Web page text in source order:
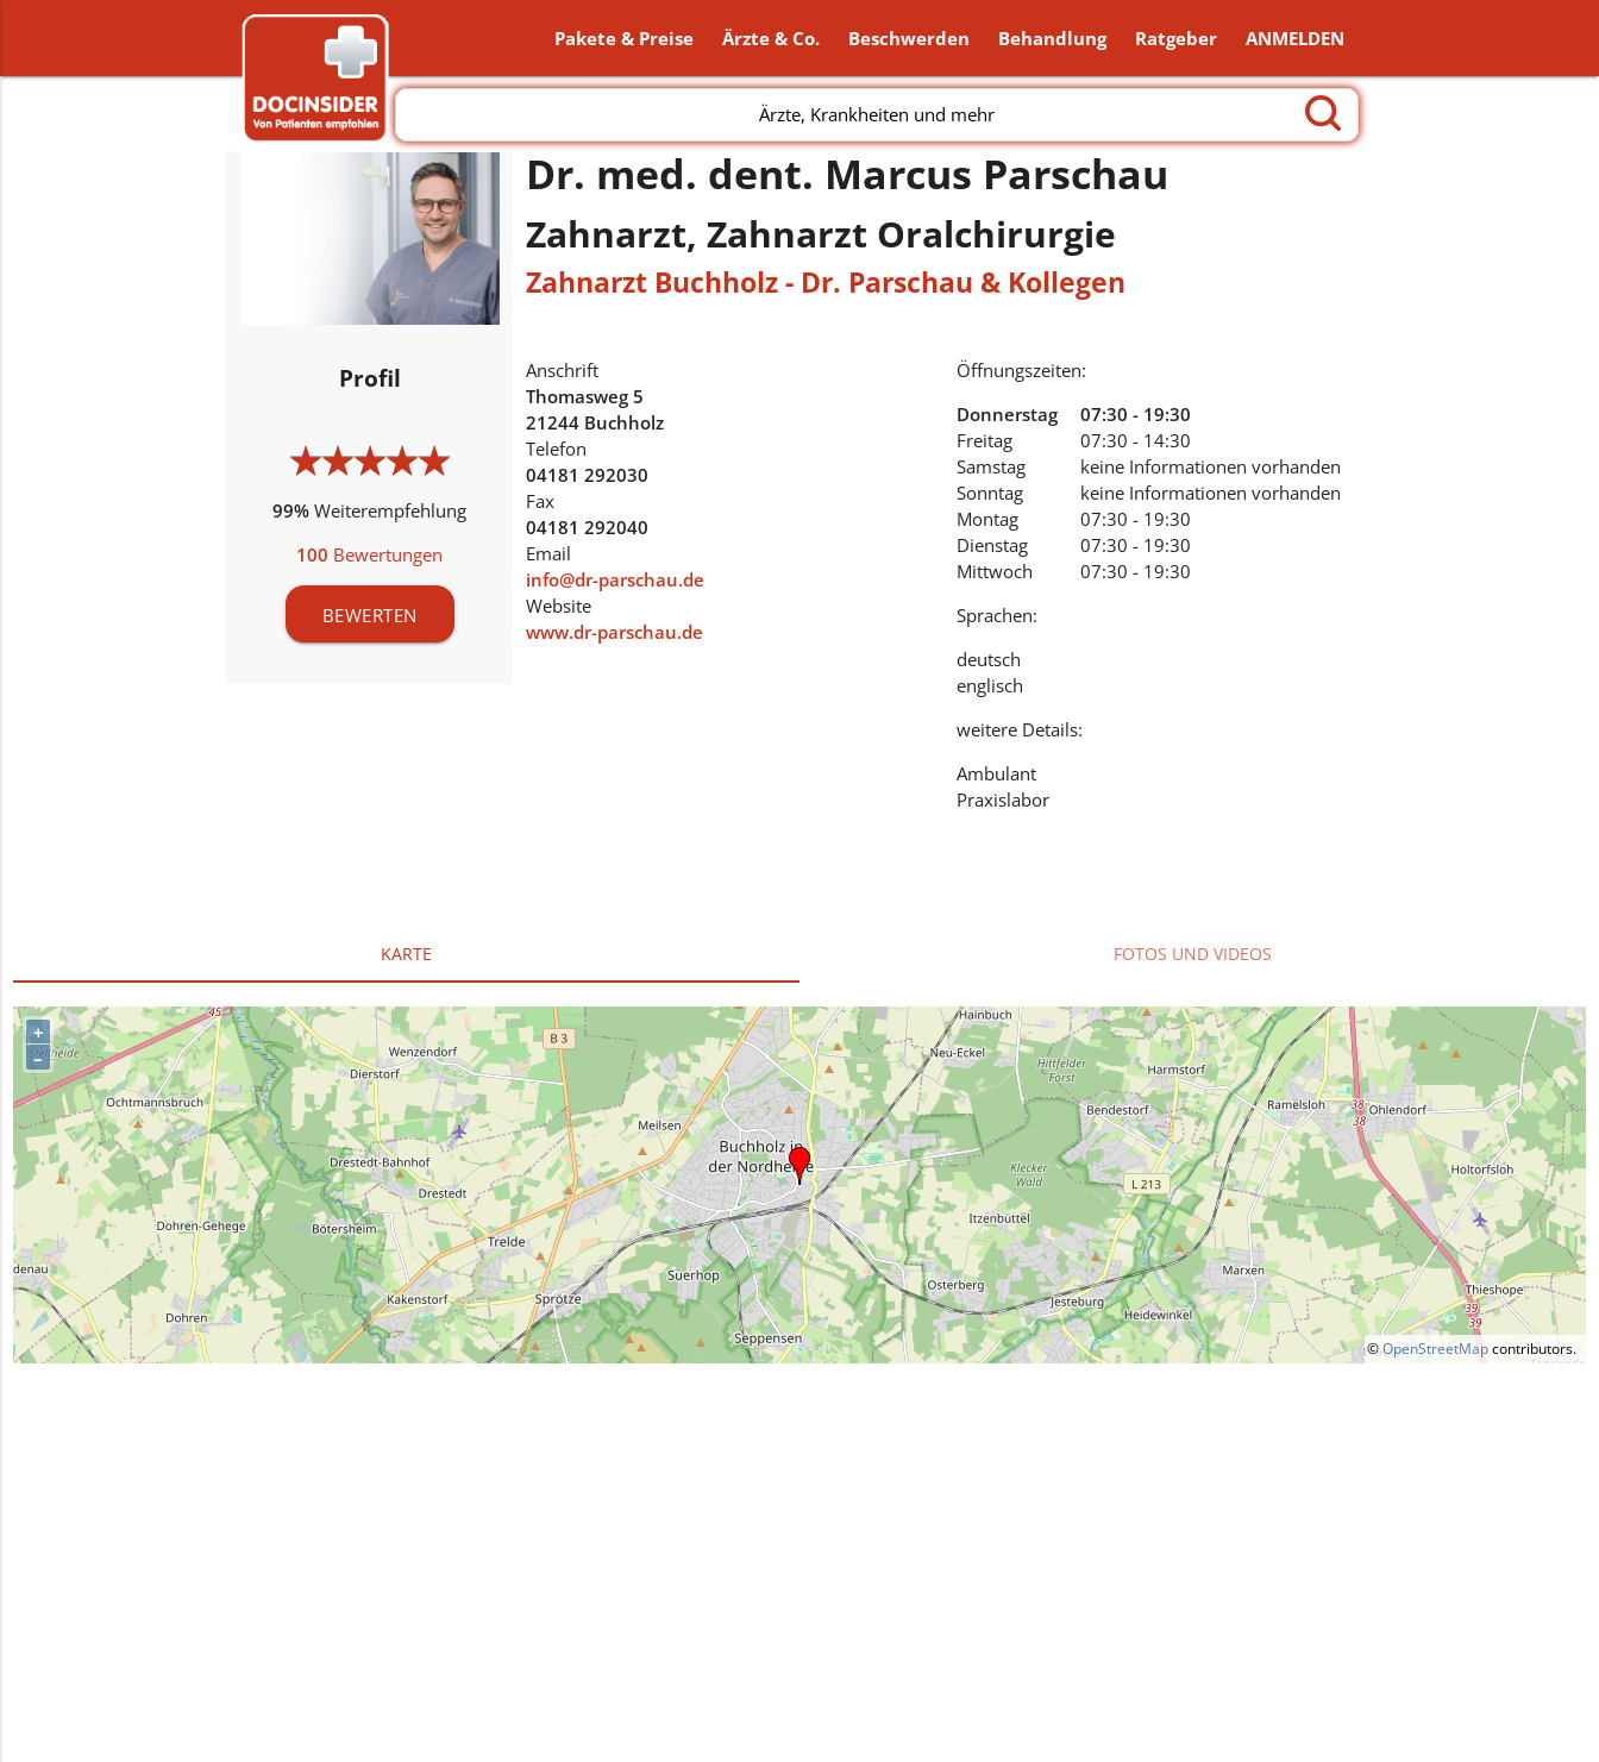
Pakete & Preise Ärzte & Co. Beschwerden Behandlung Ratgeber ANMELDEN
Ärzte, Krankheiten und mehr
Profil
★★★★★
★★★★★
99% Weiterempfehlung
100 Bewertungen
BEWERTEN
Dr. med. dent. Marcus Parschau
Zahnarzt, Zahnarzt Oralchirurgie
Zahnarzt Buchholz - Dr. Parschau & Kollegen
Anschrift
Thomasweg 5
21244 Buchholz
Telefon
04181 292030
Fax
04181 292040
Email
info@dr-parschau.de
Website
www.dr-parschau.de
Öffnungszeiten:
Donnerstag
07:30 - 19:30
Freitag
07:30 - 14:30
Samstag
keine Informationen vorhanden
Sonntag
keine Informationen vorhanden
Montag
07:30 - 19:30
Dienstag
07:30 - 19:30
Mittwoch
07:30 - 19:30
Sprachen:
deutsch
englisch
weitere Details:
Ambulant
Praxislabor
KARTE FOTOS UND VIDEOS
+
–
©OpenStreetMapcontributors.